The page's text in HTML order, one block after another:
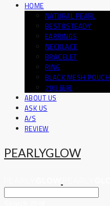
HOME
NATURAL PEARL
BEST&STEADY
EARRINGS
NECKLACE
BRACELET
RING
BLACK MESH POUCH
기타품목
ABOUT US
ASK US
A/S
REVIEW
PEARLYGLOW